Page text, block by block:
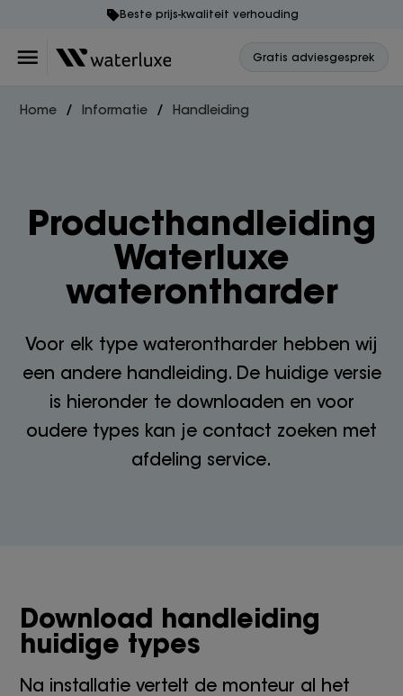
Beste prijs-kwaliteit verhouding
Gratis adviesgesprek
Home Informatie Handleiding
Producthandleiding
Waterluxe
waterontharder
Voor elk type waterontharder hebben wij
een andere handleiding. De huidige versie
is hieronder te downloaden en voor
oudere types kan je contact zoeken met
afdeling service.
Download handleiding
huidige types
Na installatie vertelt de monteur al het